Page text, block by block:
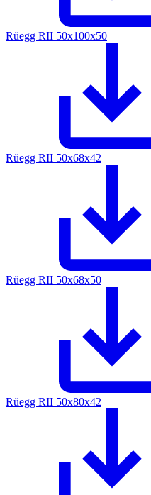
Rüegg RII 50x100x50
Rüegg RII 50x68x42
Rüegg RII 50x68x50
Rüegg RII 50x80x42